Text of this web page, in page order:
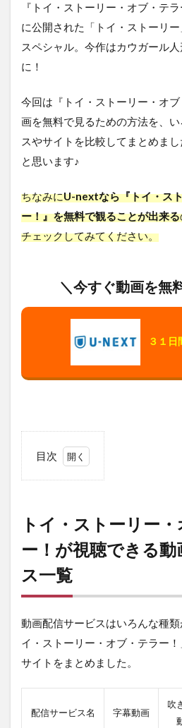
『トイ・ストーリー・オブ・テ
に公開された「トイ・ストーリ
スペシャル。今作はカウガール
に！
今回は『トイ・ストーリー・オ
画を無料で見るための方法を、
スやサイトを比較してまとめま
と思います♪
ちなみにU-nextなら『トイ・ス
ー！』を無料で観ることが出来る
チェックしてみてください。
＼今すぐ動画を無
３１日
目次
スト
ーリ
ー・
ブ・
テラ
ー！
聴で
動画
配信
ビス
トイ・ストーリー
ー！が視聴できる
ス一覧
動画配信サービスはいろんな種
イ・ストーリー・オブ・テラー
サイトをまとめました。
配信サービス名 字幕動画
吹